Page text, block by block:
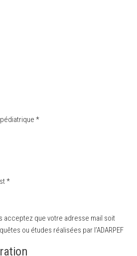
*
*
acceptez que votre adresse mail soit
ou études réalisées par l’ADARPEF